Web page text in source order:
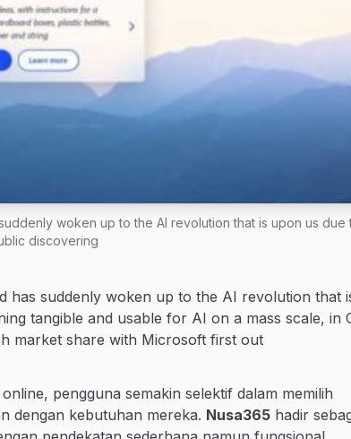
woken up to the AI revolution that is upon us due
discovering
has suddenly woken up to the AI revolution that
tangible and usable for AI on a mass scale, in
market share with Microsoft first out
pengguna semakin selektif dalam memilih
dengan kebutuhan mereka. Nusa365 hadir